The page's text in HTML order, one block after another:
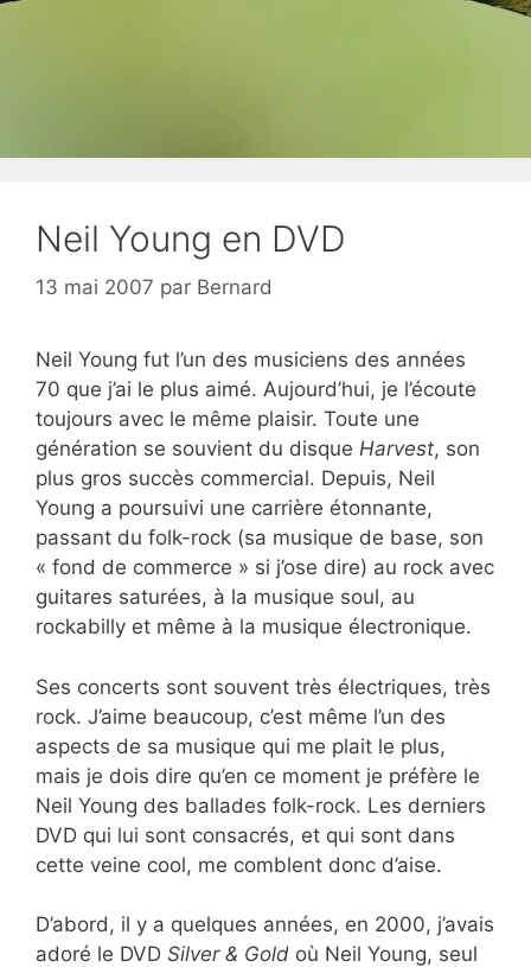
Neil Young en DVD
13 mai 2007 par Bernard
Neil Young fut l’un des musiciens des années
70 que j’ai le plus aimé. Aujourd’hui, je l’écoute
toujours avec le même plaisir. Toute une
génération se souvient du disque Harvest, son
plus gros succès commercial. Depuis, Neil
Young a poursuivi une carrière étonnante,
passant du folk-rock (sa musique de base, son
« fond de commerce » si j’ose dire) au rock avec
guitares saturées, à la musique soul, au
rockabilly et même à la musique électronique.
Ses concerts sont souvent très électriques, très
rock. J’aime beaucoup, c’est même l’un des
aspects de sa musique qui me plait le plus,
mais je dois dire qu’en ce moment je préfère le
Neil Young des ballades folk-rock. Les derniers
DVD qui lui sont consacrés, et qui sont dans
cette veine cool, me comblent donc d’aise.
D’abord, il y a quelques années, en 2000, j’avais
adoré le DVD Silver & Gold où Neil Young, seul